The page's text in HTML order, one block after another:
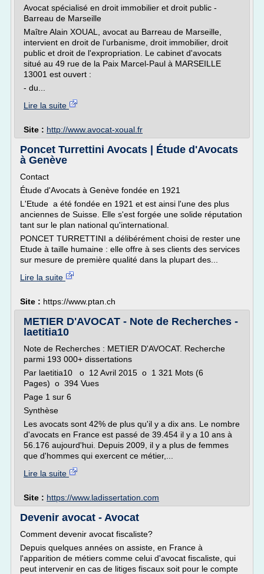
Avocat spécialisé en droit immobilier et droit public -
Barreau de Marseille
Maître Alain XOUAL, avocat au Barreau de Marseille,
intervient en droit de l'urbanisme, droit immobilier, droit
public et droit de l'expropriation. Le cabinet d'avocats
situé au 49 rue de la Paix Marcel-Paul à MARSEILLE
13001 est ouvert :
- du...
Lire la suite
Site : http://www.avocat-xoual.fr
Poncet Turrettini Avocats | Étude d'Avocats
à Genève
Contact
Étude d'Avocats à Genève fondée en 1921
L'Etude a été fondée en 1921 et est ainsi l'une des plus
anciennes de Suisse. Elle s'est forgée une solide réputation
tant sur le plan national qu'international.
PONCET TURRETTINI a délibérément choisi de rester une
Etude à taille humaine : elle offre à ses clients des services
sur mesure de première qualité dans la plupart des...
Lire la suite
Site : https://www.ptan.ch
METIER D'AVOCAT - Note de Recherches -
laetitia10
Note de Recherches : METIER D'AVOCAT. Recherche
parmi 193 000+ dissertations
Par laetitia10 o 12 Avril 2015 o 1 321 Mots (6
Pages) o 394 Vues
Page 1 sur 6
Synthèse
Les avocats sont 42% de plus qu'il y a dix ans. Le nombre
d'avocats en France est passé de 39.454 il y a 10 ans à
56.176 aujourd'hui. Depuis 2009, il y a plus de femmes
que d'hommes qui exercent ce métier,...
Lire la suite
Site : https://www.ladissertation.com
Devenir avocat - Avocat
Comment devenir avocat fiscaliste?
Depuis quelques années on assiste, en France à
l'apparition de métiers comme celui d'avocat fiscaliste, qui
peut intervenir en cas de litiges fiscaux soit pour le compte